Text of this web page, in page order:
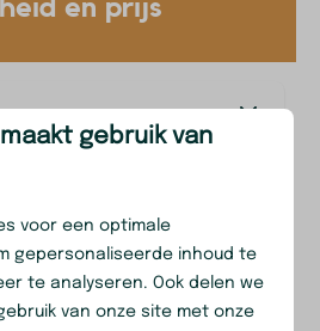
en prijs
za
8 aug
zo
9 aug
— —
gebruik van
voor een optimale
gepersonaliseerde inhoud te
te analyseren. Ook delen we
van onze site met onze